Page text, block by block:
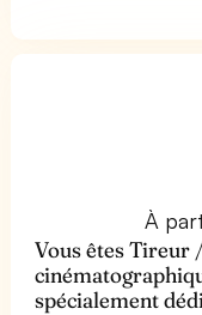
À
Vous êtes Tireur
spécialement